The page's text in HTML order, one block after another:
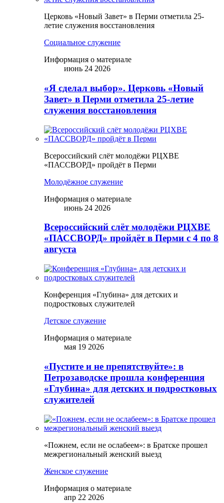
Церковь «Новый Завет» в Перми отметила 25-
летие служения восстановления
Социальное служение
Информация о материале
июнь 24 2026
«Я сделал выбор». Церковь «Новый
Завет» в Перми отметила 25-летие
служения восстановления
Всероссийский слёт молодёжи РЦХВЕ
«ПАССВОРД» пройдёт в Перми
Молодёжное служение
Информация о материале
июнь 24 2026
Всероссийский слёт молодёжи РЦХВЕ
«ПАССВОРД» пройдёт в Перми с 4 по 8
августа
Конференция «Глубина» для детских и
подростковых служителей
Детское служение
Информация о материале
мая 19 2026
«Пустите и не препятствуйте»: в
Петрозаводске прошла конференция
«Глубина» для детских и подростковых
служителей
«Пожнем, если не ослабеем»: в Братске прошел
межрегиональный женский выезд
Женское служение
Информация о материале
апр 22 2026